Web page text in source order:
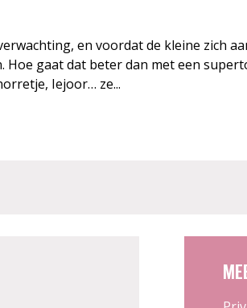
en voordat de kleine zich
gaat dat beter dan met een
Iejoor… ze...